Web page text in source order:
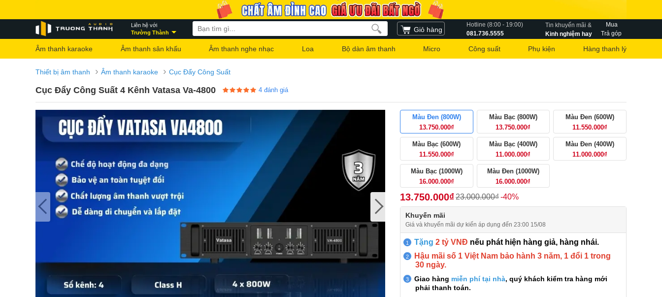
Liên hệ với
Trường Thành
Giỏ hàng
Hotline (8:00 - 19:00)
081.736.5555
Tin khuyến mãi &
Kinh nghiệm hay
Mua
Trả góp
Âm thanh karaoke Âm thanh sân khấu Âm thanh nghe nhạc Loa Bộ dàn âm thanh Micro Công suất Phụ kiện Hàng thanh lý
Thiết bị âm thanh › Âm thanh karaoke › Cục Đẩy Công Suất
Cục Đẩy Công Suất 4 Kênh Vatasa Va-4800 4 đánh giá
Màu Đen (800W)
13.750.000₫
Màu Bạc (800W)
13.750.000₫
Màu Đen (600W)
11.550.000₫
Màu Bạc (600W)
11.550.000₫
Màu Bạc (400W)
11.000.000₫
Màu Đen (400W)
11.000.000₫
Màu Bạc (1000W)
16.000.000₫
Màu Đen (1000W)
16.000.000₫
13.750.000₫23.000.000₫-40%
Khuyến mãi
Giá và khuyến mãi dự kiến áp dụng đến 23:00 15/08
Tặng 2 tỷ VNĐ nếu phát hiện hàng giả, hàng nhái.
Hậu mãi số 1 Việt Nam bảo hành 3 năm, 1 đổi 1 trong
30 ngày.
Giao hàng miễn phí tại nhà, quý khách kiểm tra hàng mới
phải thanh toán.